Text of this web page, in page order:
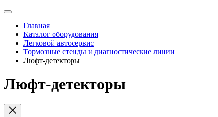
Главная
Каталог оборудования
Легковой автосервис
Тормозные стенды и диагностические линии
Люфт-детекторы
Люфт-детекторы